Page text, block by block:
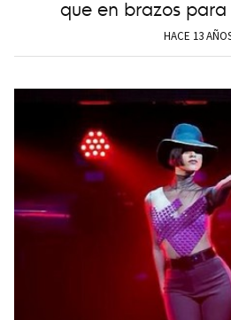
que en brazos
HACE 13